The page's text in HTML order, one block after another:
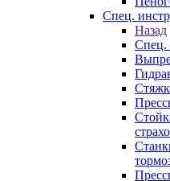
Спец.
Назад
Спец.